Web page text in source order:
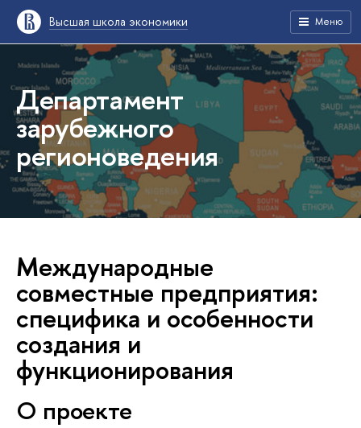
Высшая школа экономики Меню
Департамент
зарубежного
регионоведения
Международные
совместные предприятия:
специфика и особенности
создания и
функционирования
О проекте